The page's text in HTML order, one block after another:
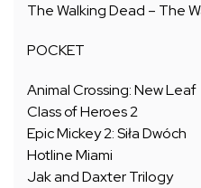
The Walking Dead – The
POCKET
Animal Crossing: New Leaf
Class of Heroes 2
Epic Mickey 2: Siła Dwóch
Hotline Miami
Jak and Daxter Trilogy